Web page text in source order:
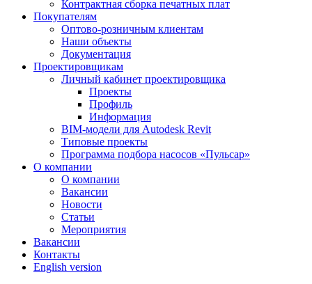
Контрактная сборка печатных плат
Покупателям
Оптово-розничным клиентам
Наши объекты
Документация
Проектировщикам
Личный кабинет проектировщика
Проекты
Профиль
Информация
BIM-модели для Autodesk Revit
Типовые проекты
Программа подбора насосов «Пульсар»
О компании
О компании
Вакансии
Новости
Статьи
Мероприятия
Вакансии
Контакты
English version